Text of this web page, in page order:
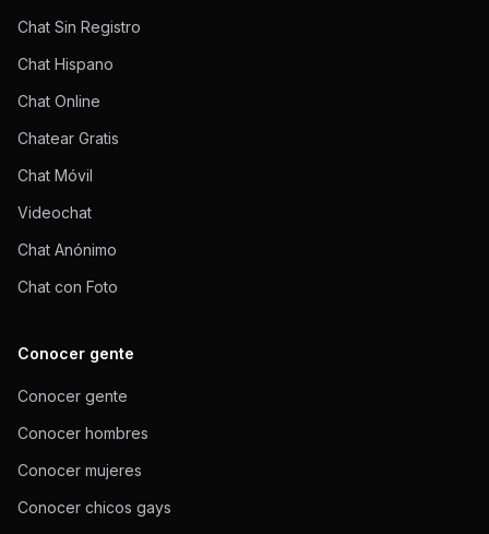
Chat Sin Registro
Chat Hispano
Chat Online
Chatear Gratis
Chat Móvil
Videochat
Chat Anónimo
Chat con Foto
Conocer gente
Conocer gente
Conocer hombres
Conocer mujeres
Conocer chicos gays